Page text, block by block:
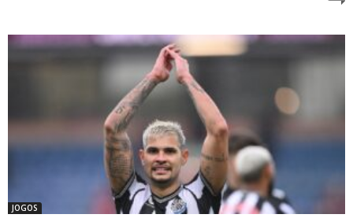
JOGOS